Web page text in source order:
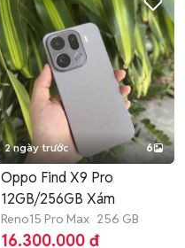
2 ngày trước 6
Oppo Find X9 Pro
12GB/256GB Xám
Reno15 Pro Max 256 GB
16.300.000 đ